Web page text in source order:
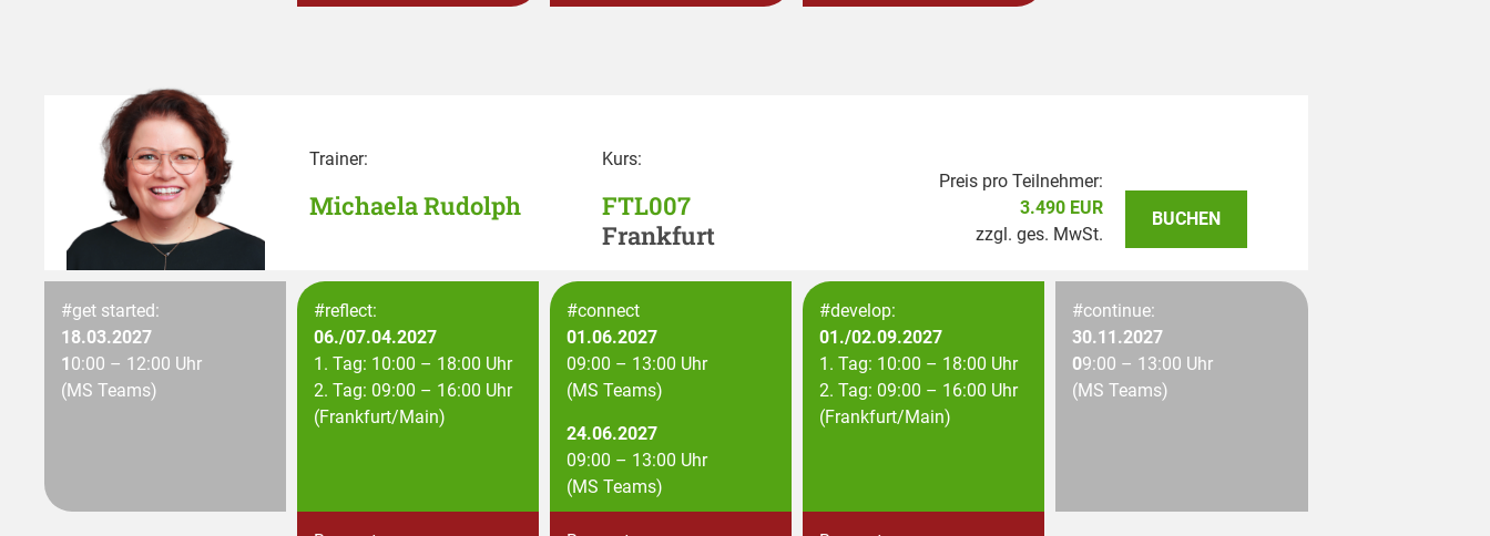
Trainer:
Michaela Rudolph
Kurs:
FTL007
Frankfurt
Preis pro Teilnehmer:
3.490 EUR
zzgl. ges. MwSt.
BUCHEN
#get started:
18.03.2027
1 0:00 – 12:00 Uhr
(MS Teams)
#reflect:
06./07.04.2027
1. Tag: 10:00 – 18:00 Uhr
2. Tag: 09:00 – 16:00 Uhr
(Frankfurt/Main)
#connect
01.06.2027
09:00 – 13:00 Uhr
(MS Teams)
24.06.2027
09:00 – 13:00 Uhr
(MS Teams)
#develop:
01./02.09.2027
1. Tag: 10:00 – 18:00 Uhr
2. Tag: 09:00 – 16:00 Uhr
(Frankfurt/Main)
#continue:
30.11.2027
09:00 – 13:00 Uhr
(MS Teams)